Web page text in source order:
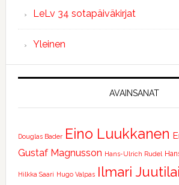
LeLv 34 sotapäiväkirjat
Yleinen
AVAINSANAT
Douglas Bader Eino Luukkanen
Gustaf Magnusson Hans-Ulrich Rudel
Hilkka Saari Hugo Valpas Ilmari